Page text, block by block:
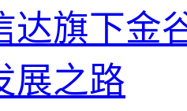
旗下金
展之路